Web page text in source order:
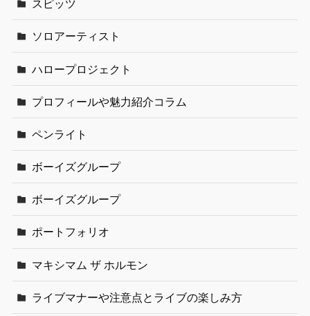
スピッツ
ソロアーティスト
ハロープロジェクト
プロフィールや魅力紹介コラム
ペンライト
ボーイズグループ
ボーイズグループ
ポートフォリオ
マキシマム ザ ホルモン
ライブマナーや注意点とライブの楽しみ方